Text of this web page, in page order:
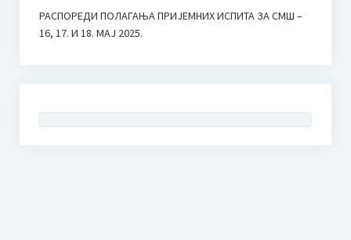
РАСПОРЕДИ ПОЛАГАЊА ПРИЈЕМНИХ ИСПИТА ЗА СМШ –
16, 17. И 18. МАЈ 2025.